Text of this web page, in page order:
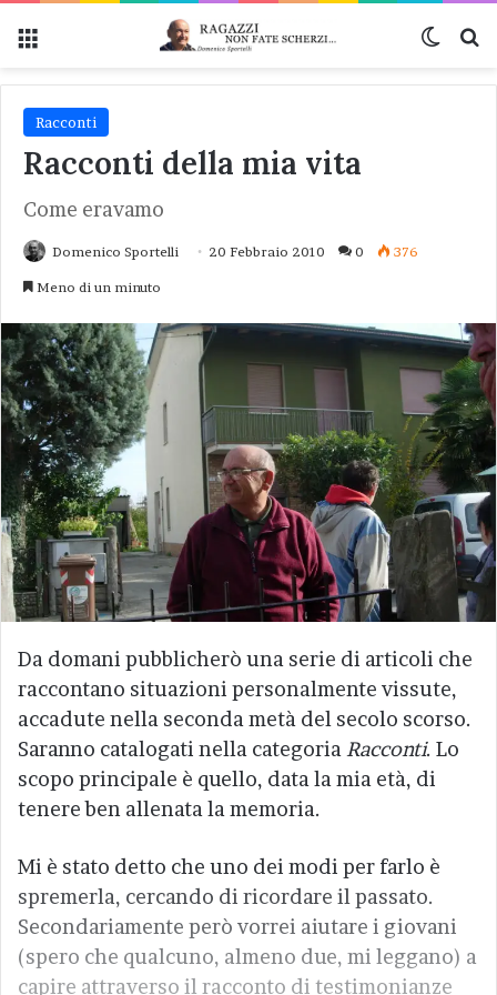
Racconti
Racconti della mia vita
Come eravamo
Domenico Sportelli 20 Febbraio 2010 0 376
Meno di un minuto
Da domani pubblicherò una serie di articoli che
raccontano situazioni personalmente vissute,
accadute nella seconda metà del secolo scorso.
Saranno catalogati nella categoria Racconti. Lo
scopo principale è quello, data la mia età, di
tenere ben allenata la memoria.
Mi è stato detto che uno dei modi per farlo è
spremerla, cercando di ricordare il passato.
Secondariamente però vorrei aiutare i giovani
(spero che qualcuno, almeno due, mi leggano) a
capire attraverso il racconto di testimonianze